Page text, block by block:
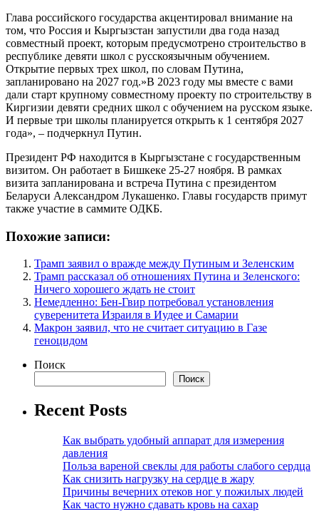
Глава российского государства акцентировал внимание на
том, что Россия и Кыргызстан запустили два года назад
совместный проект, которым предусмотрено строительство в
республике девяти школ с русскоязычным обучением.
Открытие первых трех школ, по словам Путина,
запланировано на 2027 год.»В 2023 году мы вместе с вами
дали старт крупному совместному проекту по строительству в
Киргизии девяти средних школ с обучением на русском языке.
И первые три школы планируется открыть к 1 сентября 2027
года», – подчеркнул Путин.
Президент РФ находится в Кыргызстане с государственным
визитом. Он работает в Бишкеке 25-27 ноября. В рамках
визита запланирована и встреча Путина с президентом
Беларуси Александром Лукашенко. Главы государств примут
также участие в саммите ОДКБ.
Похожие записи:
Трамп заявил о вражде между Путиным и Зеленским
Трамп рассказал об отношениях Путина и Зеленского:
Ничего хорошего ждать не стоит
Немедленно: Бен-Гвир потребовал установления
суверенитета Израиля в Иудее и Самарии
Макрон заявил, что не считает ситуацию в Газе
геноцидом
Поиск
Поиск
Recent Posts
Как выбрать удобный аппарат для измерения
давления
Польза вареной свеклы для работы слабого сердца
Как снизить нагрузку на сердце в жару
Причины вечерних отеков ног у пожилых людей
Как часто нужно сдавать кровь на сахар